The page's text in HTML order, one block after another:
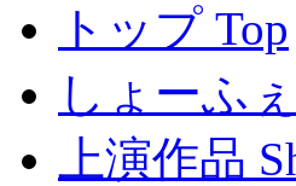
トップ Top
しょーふ
上演作品